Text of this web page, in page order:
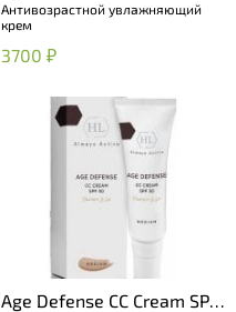
Light (SPF 50)
Антивозрастной увлажняющий
крем
3700 ₽
Age Defense CC Cream SPF